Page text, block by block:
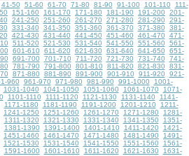
41-50 51-60 61-70 71-80 81-90 91-100 101-110
111-
151-160 161-170 171-180 181-190 191-200
201-
241-250 251-260 261-270 271-280 281-290
291-
331-340 341-350 351-360 361-370 371-380
381-
421-430 431-440 441-450 451-460 461-470
471-
511-520 521-530 531-540 541-550 551-560
561-
601-610 611-620 621-630 631-640 641-650
651-
691-700 701-710 711-720 721-730 731-740
741-
781-790 791-800 801-810 811-820 821-830
831-
871-880 881-890 891-900 901-910 911-920
921-
960 961-970 971-980 981-990 991-1000
1001-
1031-1040 1041-1050 1051-1060 1061-1070
1071-
1101-1110 1111-1120 1121-1130 1131-1140
1141-
1171-1180 1181-1190 1191-1200 1201-1210
1211-
1241-1250 1251-1260 1261-1270 1271-1280
1281-
1311-1320 1321-1330 1331-1340 1341-1350
1351-
1381-1390 1391-1400 1401-1410 1411-1420
1421-
1451-1460 1461-1470 1471-1480 1481-1490
1491-
1521-1530 1531-1540 1541-1550 1551-1560
1561-
1591-1600 1601-1610 1611-1620 1621-1630
1631-